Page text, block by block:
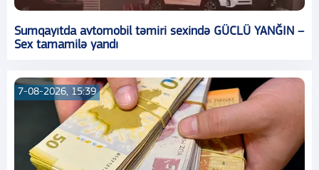
Sumqayıtda avtomobil təmiri sexində GÜCLÜ YANĞIN –
Sex tamamilə yandı
7-08-2026, 15:39